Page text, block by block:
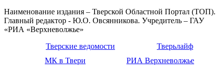
Наименование издания – Тверской Областной Портал (ТОП).
Главный редактор - Ю.О. Овсянникова. Учредитель – ГАУ
«РИА «Верхневолжье»
Тверские ведомости
Тверьлайф
МК в Твери
РИА Верхневолжье